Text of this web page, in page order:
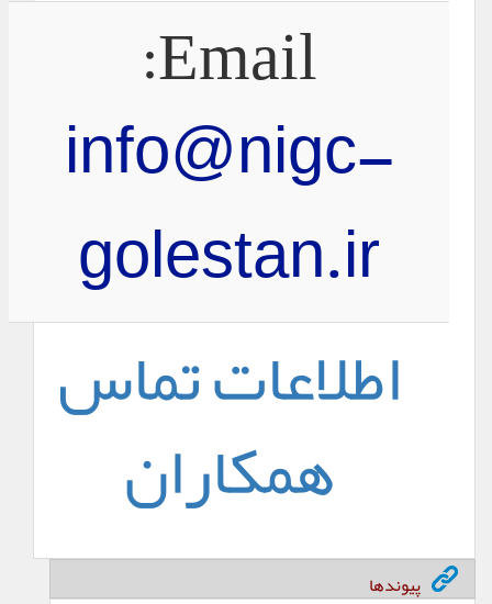
Email:
info@nigc-
golestan.ir
اطلاعات تماس
همکاران
پیوندها